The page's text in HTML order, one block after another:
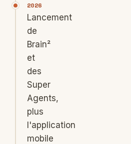
2026
Lancement
de
Brain²
et
des
Super
Agents,
plus
l'application
mobile